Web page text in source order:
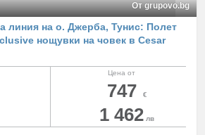
От grupovo.bg
линия на о. Джерба, Тунис: Полет
нощувки на човек в Cesar
Цена от
747 €
1 462 лв